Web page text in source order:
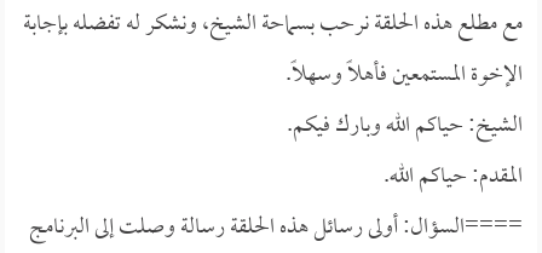
مع مطلع هذه الحلقة نرحب بسماحة الشيخ، ونشكر له تفضله بإجابة
الإخوة المستمعين فأهلاً وسهلاً.
الشيخ: حياكم الله وبارك فيكم.
المقدم: حياكم الله.
====السؤال: أولى رسائل هذه الحلقة رسالة وصلت إلى البرنامج